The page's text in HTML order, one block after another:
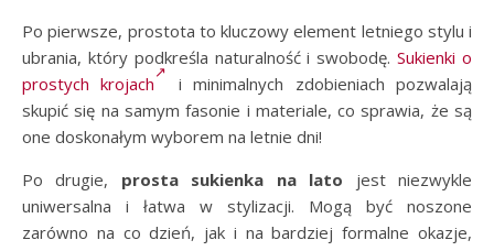
Po pierwsze, prostota to kluczowy element letniego stylu i
ubrania, który podkreśla naturalność i swobodę.Sukienki o
prostych krojach
i minimalnych zdobieniach pozwalają
skupić się na samym fasonie i materiale, co sprawia, że są
one doskonałym wyborem na letnie dni!
Po drugie, prosta sukienka na lato jest niezwykle
uniwersalna i łatwa w stylizacji. Mogą być noszone
zarówno na co dzień, jak i na bardziej formalne okazje,